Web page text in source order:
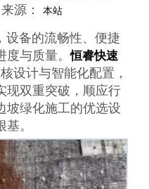
源：
本站
备的流畅性、便捷
度与质量。恒睿快速
设计与智能化配置，
现双重突破，顺应行
坡绿化施工的优选设
。